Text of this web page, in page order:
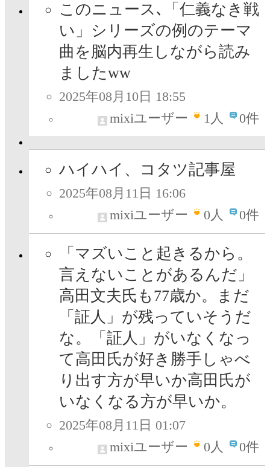
このニュース､「仁義なき戦
い」シリーズの例のテーマ
曲を脳内再生しながら読み
ましたww
2025年08月10日 18:55
mixiユーザー
1人 0件
ハイハイ、コタツ記事屋
2025年08月11日 16:06
mixiユーザー
0人 0件
「マズいこと起きるから。
言えないことがあるんだ」
高田文夫氏も77歳か。まだ
「証人」が残っていそうだ
な。「証人」がいなくなっ
て高田氏が好き勝手しゃべ
り出す方が早いか高田氏が
いなくなる方が早いか。
2025年08月11日 01:07
mixiユーザー
0人 0件